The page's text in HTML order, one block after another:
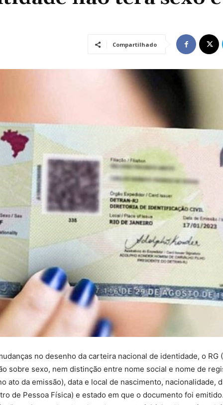
Compartilhado
no desenho da carteira nacional de identidade, o RG
sobre sexo, nem distinção entre nome social e nome de
ato da emissão), data e local de nascimento, nacionalidade,
de Pessoa Física) e estado em que o documento foi